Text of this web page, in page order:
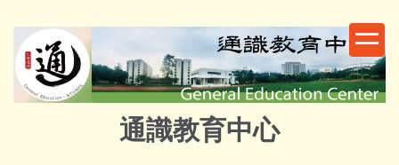
主
要
通識教育中心